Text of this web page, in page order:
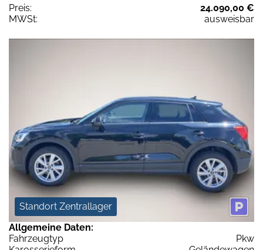
Preis:
24.090,00 €
MWSt:
ausweisbar
Standort Zentrallager
Allgemeine Daten:
Fahrzeugtyp
Pkw